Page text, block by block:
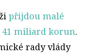
přijdou malé
41 miliard korun.
rady vlády